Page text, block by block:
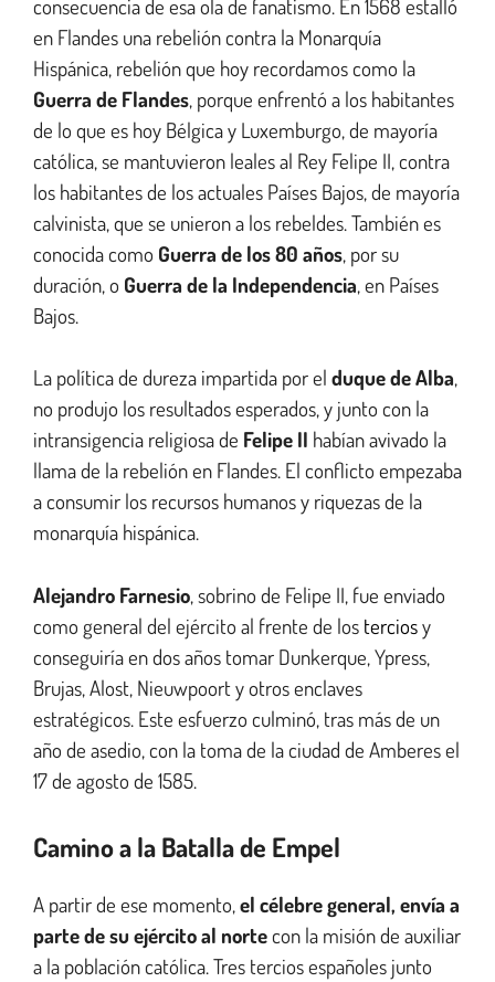
consecuencia de esa ola de fanatismo. En 1568 estalló
en Flandes una rebelión contra la Monarquía
Hispánica, rebelión que hoy recordamos como la
Guerra de Flandes, porque enfrentó a los habitantes
de lo que es hoy Bélgica y Luxemburgo, de mayoría
católica, se mantuvieron leales al Rey Felipe II, contra
los habitantes de los actuales Países Bajos, de mayoría
calvinista, que se unieron a los rebeldes. También es
conocida como Guerra de los 80 años, por su
duración, o Guerra de la Independencia, en Países
Bajos.
La política de dureza impartida por el duque de Alba,
no produjo los resultados esperados, y junto con la
intransigencia religiosa de Felipe II habían avivado la
llama de la rebelión en Flandes. El conflicto empezaba
a consumir los recursos humanos y riquezas de la
monarquía hispánica.
Alejandro Farnesio, sobrino de Felipe II, fue enviado
como general del ejército al frente de los terciosy
conseguiría en dos años tomar Dunkerque, Ypress,
Brujas, Alost, Nieuwpoort y otros enclaves
estratégicos. Este esfuerzo culminó, tras más de un
año de asedio, con la toma de la ciudad de Amberes el
17 de agosto de 1585.
Camino a la Batalla de Empel
A partir de ese momento,el célebre general, envía a
parte de su ejército al nortecon la misión de auxiliar
a la población católica. Tres tercios españoles junto